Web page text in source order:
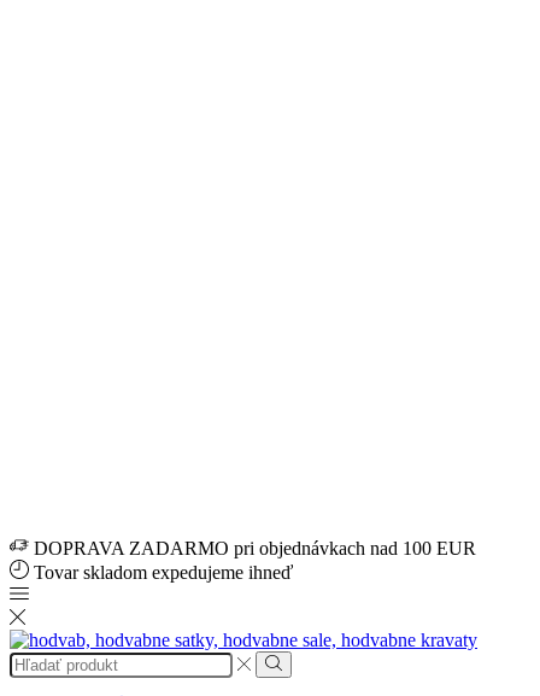
DOPRAVA ZADARMO pri objednávkach nad 100 EUR
Tovar skladom expedujeme ihneď
Search
input
Search